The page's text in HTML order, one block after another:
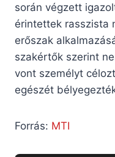
során végzett
érintettek rasszista
erőszak
szakértők szerint
vont személyt
egészét
Forrás: MTI